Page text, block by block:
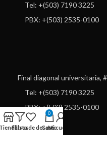
Tel: +(503) 7190 3225
PBX: +(503) 2535-0100
Final diagonal universitaria,
Tel: +(503) 7190 3225
PBX: +(503) 2535-0100
Filtros
Lista de deseos
0
Carro
Mi cuenta